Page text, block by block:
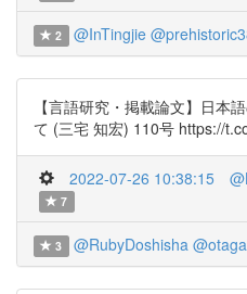
2 @InTingjie
【言語研究・掲載論文】日本
て (三宅 知宏) 110号 https://
2022-07-26 10:38:15
7
3 @RubyDoshisha